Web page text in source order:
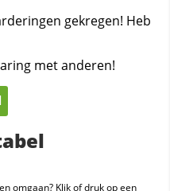
gekregen! Heb
met anderen!
omgaan? Klik of druk op een